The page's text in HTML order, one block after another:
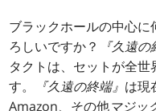
ブラックホールの中心
ろしいですか？
『久遠
タクトは、セットが全
す。
『久遠の終端』 は現
Amazon、その他マジッ